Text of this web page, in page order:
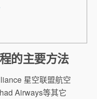
的主要方法
星空联盟航空
Airways等其它